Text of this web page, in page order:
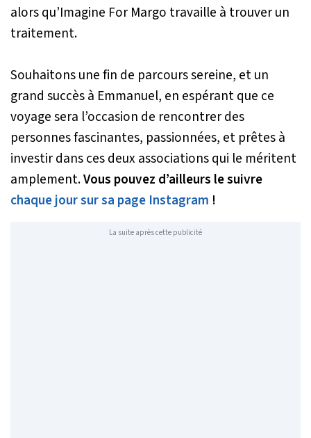
alors qu’Imagine For Margo travaille à trouver un
traitement.
Souhaitons une fin de parcours sereine, et un
grand succès à Emmanuel, en espérant que ce
voyage sera l’occasion de rencontrer des
personnes fascinantes, passionnées, et prêtes à
investir dans ces deux associations qui le méritent
amplement.Vous pouvez d’ailleurs le suivre
chaque jour sur sa page Instagram !
La suite après cette publicité